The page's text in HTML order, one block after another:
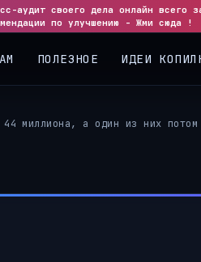
аудит своего дела онлайн всего
по улучшению - Жми сюда !
миллиона, а один из них потом